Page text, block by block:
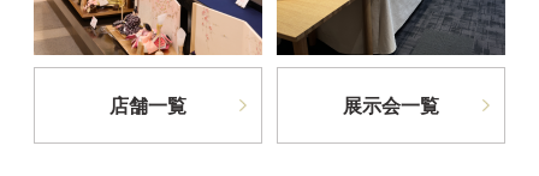
店舗一覧 展示会一覧